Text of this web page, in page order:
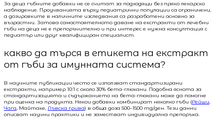
За деца гъбните добавки не се считат за подходящи без пряко лекарско
наблюдение. Проучванията върху педиатрични популации са ограничени,
а дозировките в наличните изследвания са разработени основно за
възрастни. Затова самостоятелното даване на екстракти от лечебни
гъби на деца не е препоръчително и при интерес е нужна консултация с
педиатър или друг квалифициран специалист.
какво да търся в етикета на екстракт
от гъби за имунната система?
В научните публикации често се използват стандартизирани
екстракти, например 10:1 с около 30% бета-глюкани. Подобна яснота за
стандартизацията и съдържанието на бета-глюкани може да помогне
при оценка на продукта. Някои добавки комбинират няколко гъби (Рейши,
Чага, Майтаке, Лъвска грива) в обща доза 500–1500 mg/ден. Тези данни
описват научни практики и не заместват индивидуална препоръка.